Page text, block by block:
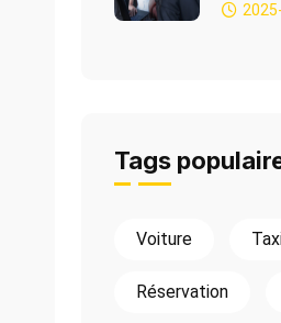
Tags
Voiture
Réservation